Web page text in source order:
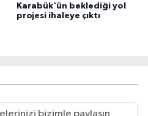
Karabük'ün beklediği yol
projesi ihaleye çıktı